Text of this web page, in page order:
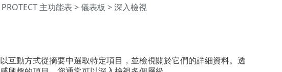
PROTECT 主功能表 >儀表板 > 深入檢視
互動方式從摘要中選取特定項目，並檢視關於它們的詳細資料。透